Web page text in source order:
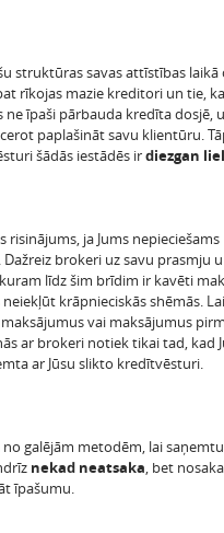
struktūras savas attīstības laikā
rīkojas mazie kreditori un tie,
īpaši pārbauda kredīta dosjē,
paplašināt savu klientūru.
šādās iestādēs irdiezgan
risinājums, ja Jums nepieciešams
brokeri uz savu prasmju
līdz šim brīdim ir kavēti
krāpnieciskās shēmās.
vai maksājumus
ar brokeri notiek tikai tad, kad
ar Jūsu slikto kredītvēsturi.
no galējām metodēm, lai
nekad neatsaka, bet
īpašumu.